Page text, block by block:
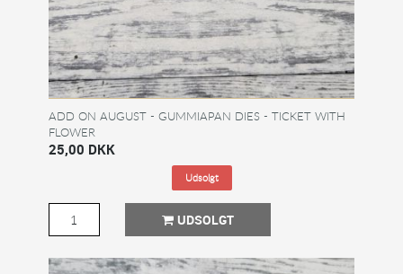
ADD ON AUGUST - GUMMIAPAN DIES - TICKET WITH
FLOWER
25,00 DKK
Udsolgt
UDSOLGT